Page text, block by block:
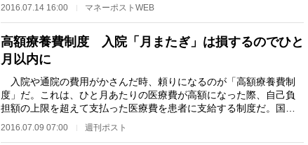
2016.07.14 16:00 マネーポストWEB
高額療養費制度 入院「月またぎ」は損するのでひと
月以内に
入院や通院の費用がかさんだ時、頼りになるのが「高額療養費制
度」だ。これは、ひと月あたりの医療費が高額になった際、自己負
担額の上限を超えて支払った医療費を患者に支給する制度だ。国民
健康保険や健康保険…
2016.07.09 07:00 週刊ポスト